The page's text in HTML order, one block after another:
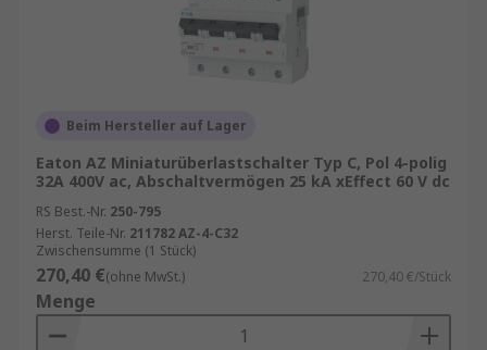
Beim Hersteller auf Lager
Eaton AZ Miniaturüberlastschalter Typ C, Pol 4-polig
32A 400V ac, Abschaltvermögen 25 kA xEffect 60 V dc
RS Best.-Nr. 250-795
Herst. Teile-Nr. 211782 AZ-4-C32
Zwischensumme (1 Stück)
270,40 €(ohne MwSt.) 270,40 €/Stück
Menge